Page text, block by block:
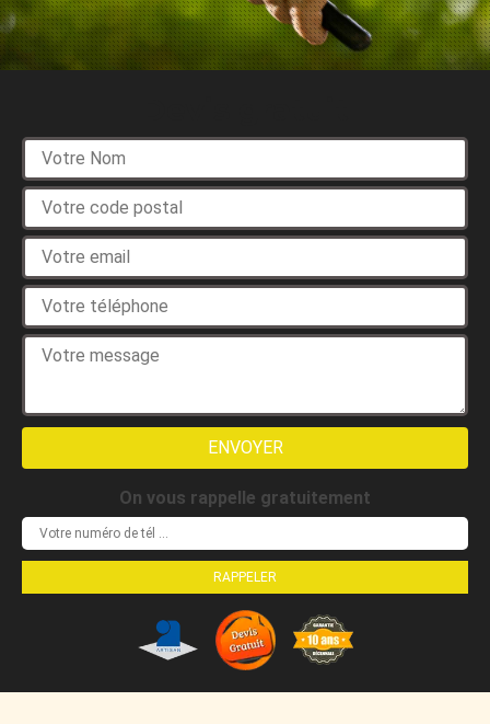
On vous rappelle gratuitement